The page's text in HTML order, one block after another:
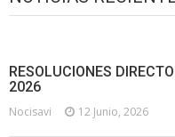
RESOLUCIONES
2026
Nocisavi 12 Junio, 2026